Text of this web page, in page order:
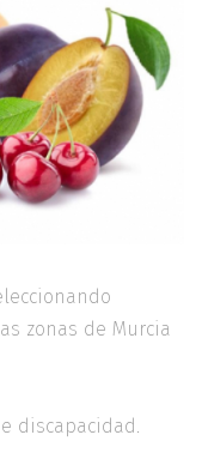
zonas de Murcia
discapacidad.